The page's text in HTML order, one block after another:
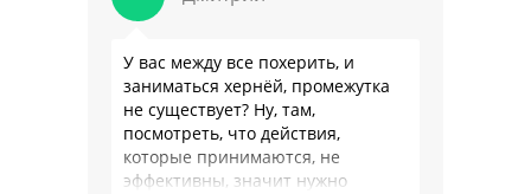
У вас между все похерить, и
заниматься хернёй, промежутка
не существует? Ну, там,
посмотреть, что действия,
которые принимаются, не
эффективны, значит нужно